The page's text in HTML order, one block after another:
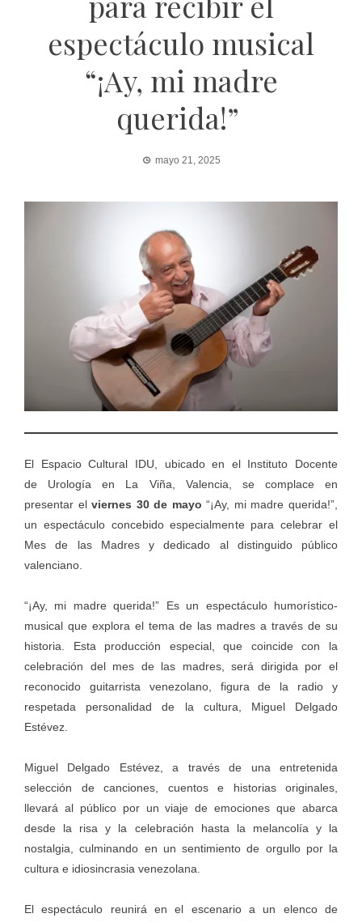
espectáculo musical
“¡Ay, mi madre
querida!”
mayo 21, 2025
El Espacio Cultural IDU, ubicado en el Instituto Docente
de Urología en La Viña, Valencia, se complace en
presentar elviernes 30 de mayo “¡Ay, mi madre querida!”,
un espectáculo concebido especialmente para celebrar el
Mes de las Madres y dedicado al distinguido público
valenciano.
“¡Ay, mi madre querida!” Es un espectáculo humorístico-
musical que explora el tema de las madres a través de su
historia. Esta producción especial, que coincide con la
celebración del mes de las madres, será dirigida por el
reconocido guitarrista venezolano, figura de la radio y
respetada personalidad de la cultura, Miguel Delgado
Estévez.
Miguel Delgado Estévez, a través de una entretenida
selección de canciones, cuentos e historias originales,
llevará al público por un viaje de emociones que abarca
desde la risa y la celebración hasta la melancolía y la
nostalgia, culminando en un sentimiento de orgullo por la
cultura e idiosincrasia venezolana.
El espectáculo reunirá en el escenario a un elenco de